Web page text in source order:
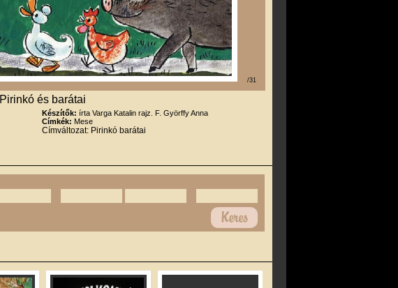
/31
Pirinkó és barátai
Készítők: írta Varga Katalin rajz. F. Györffy Anna
Címkék: Mese
Címváltozat: Pirinkó barátai